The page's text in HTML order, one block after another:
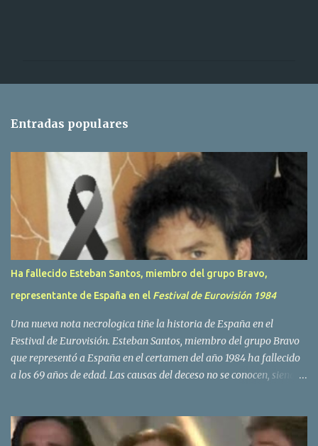
r
s
Entradas populares
Ha fallecido Esteban Santos, miembro del grupo Bravo,
representante de España en el Festival de Eurovisión 1984
Una nueva nota necrologica tiñe la historia de España en el
Festival de Eurovisión. Esteban Santos, miembro del grupo Bravo
que representó a España en el certamen del año 1984 ha fallecido
a los 69 años de edad. Las causas del deceso no se conocen, siendo
traves de las redes sociales. Nacido en Tolosa en 1951, durante su
epoca universitaria en la carrera de empresariales conoció al